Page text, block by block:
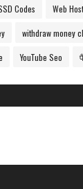
Codes Web
withdraw money
YouTube Seo